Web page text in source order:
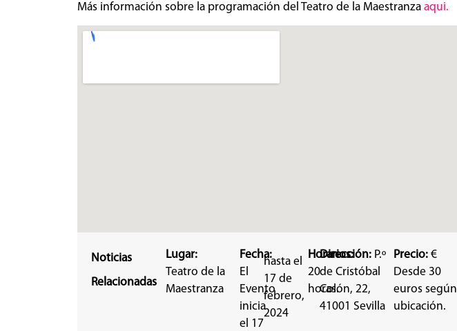
Más información sobre la programación del Teatro de la Maestranza aqui.
Noticias
Relacionadas
Lugar:
Teatro de la
Maestranza
Fecha:
El
Evento
inicia
el 17
hasta el
17 de
febrero,
2024
Horarios:
20
horas.
Dirección: P.º
de Cristóbal
Colón, 22,
41001 Sevilla
Precio:€
Desde 30
euros según
ubicación.